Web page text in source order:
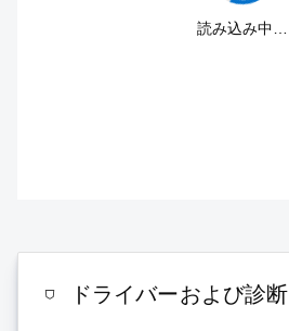
読み込み中…
ドライバーおよび診断